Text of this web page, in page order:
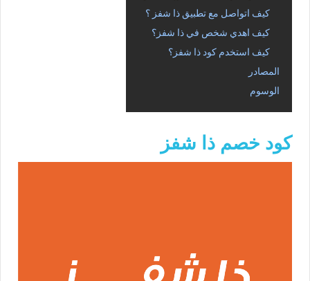
كيف اتواصل مع تطبيق ذا شفز ؟
كيف اهدي شخص في ذا شفز؟
كيف استخدم كود ذا شفز؟
المصادر
الوسوم
كود خصم ذا شفز